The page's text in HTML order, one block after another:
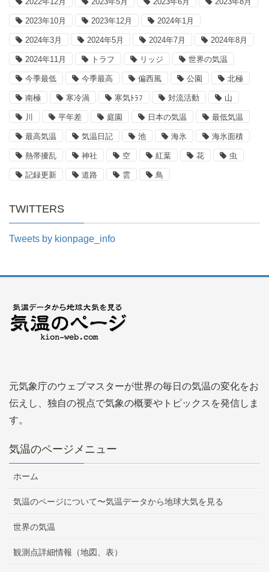
2023年10月 2023年12月 2024年1月
2024年3月 2024年5月 2024年7月 2024年8月
2024年11月 トラフ リッジ 世界の気温
今季最低 今季最高 偏西風 公園 北極
南極 寒冷渦 寒気ﾄﾗﾌ 対流活動 山
川 平年差 庭園 日本の気温 最低気温
最高気温 気温日記 池 海氷 海氷面積
熱帯擾乱 神社 空 紅葉 花 虫
記録更新 道路 雲 鳥
TWITTERS
Tweets by kionpage_info
元気象庁のウェブマスターが世界の毎日の気温の変化をお
伝えし、独自の視点で気象の概要やトピックスを発信しま
す。
気温のページメニュー
ホーム
気温のページについて〜気温データから地球大気を見る
世界の気温
観測点詳細情報（地図、表）